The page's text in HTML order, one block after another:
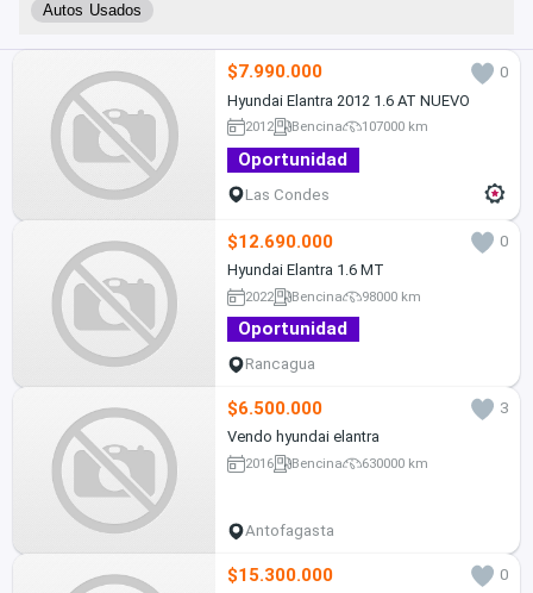
Autos Usados
$7.990.000
0
Hyundai Elantra 2012 1.6 AT NUEVO
2012 Bencina 107000 km
Oportunidad
Las Condes
$12.690.000
0
Hyundai Elantra 1.6 MT
2022 Bencina 98000 km
Oportunidad
Rancagua
$6.500.000
3
Vendo hyundai elantra
2016 Bencina 630000 km
Antofagasta
$15.300.000
0